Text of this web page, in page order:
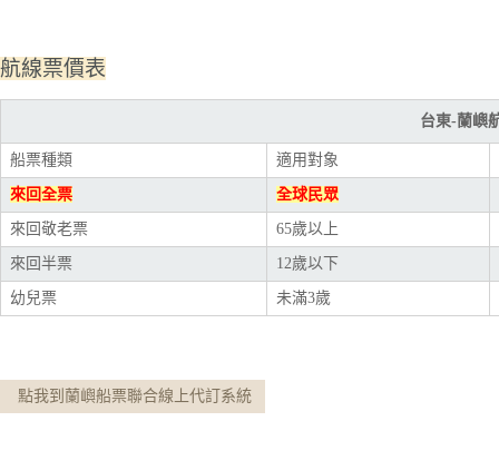
航線票價表
台東-蘭嶼
船票種類 適用對象
來回全票 全球民眾
來回敬老票 65歲以上
來回半票 12歲以下
幼兒票 未滿3歲
點我到蘭嶼船票聯合線上代訂系統